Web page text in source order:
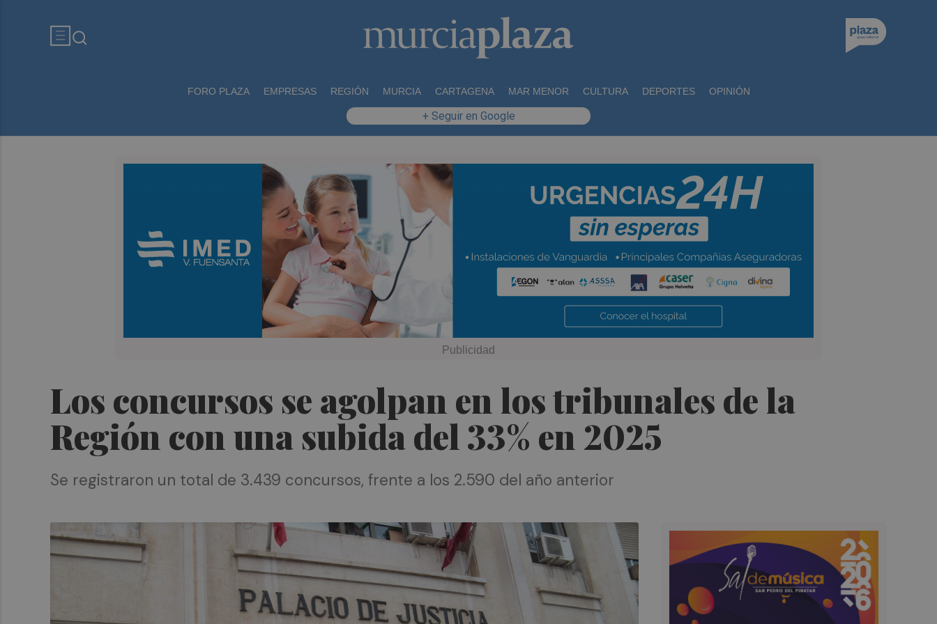
FORO PLAZA EMPRESAS REGIÓN MURCIA CARTAGENA MAR MENOR CULTURA DEPORTES OPINIÓN
+ Seguir en Google
Los concursos se agolpan en los tribunales de la
Región con una subida del 33% en 2025
Se registraron un total de 3.439 concursos, frente a los 2.590 del año anterior